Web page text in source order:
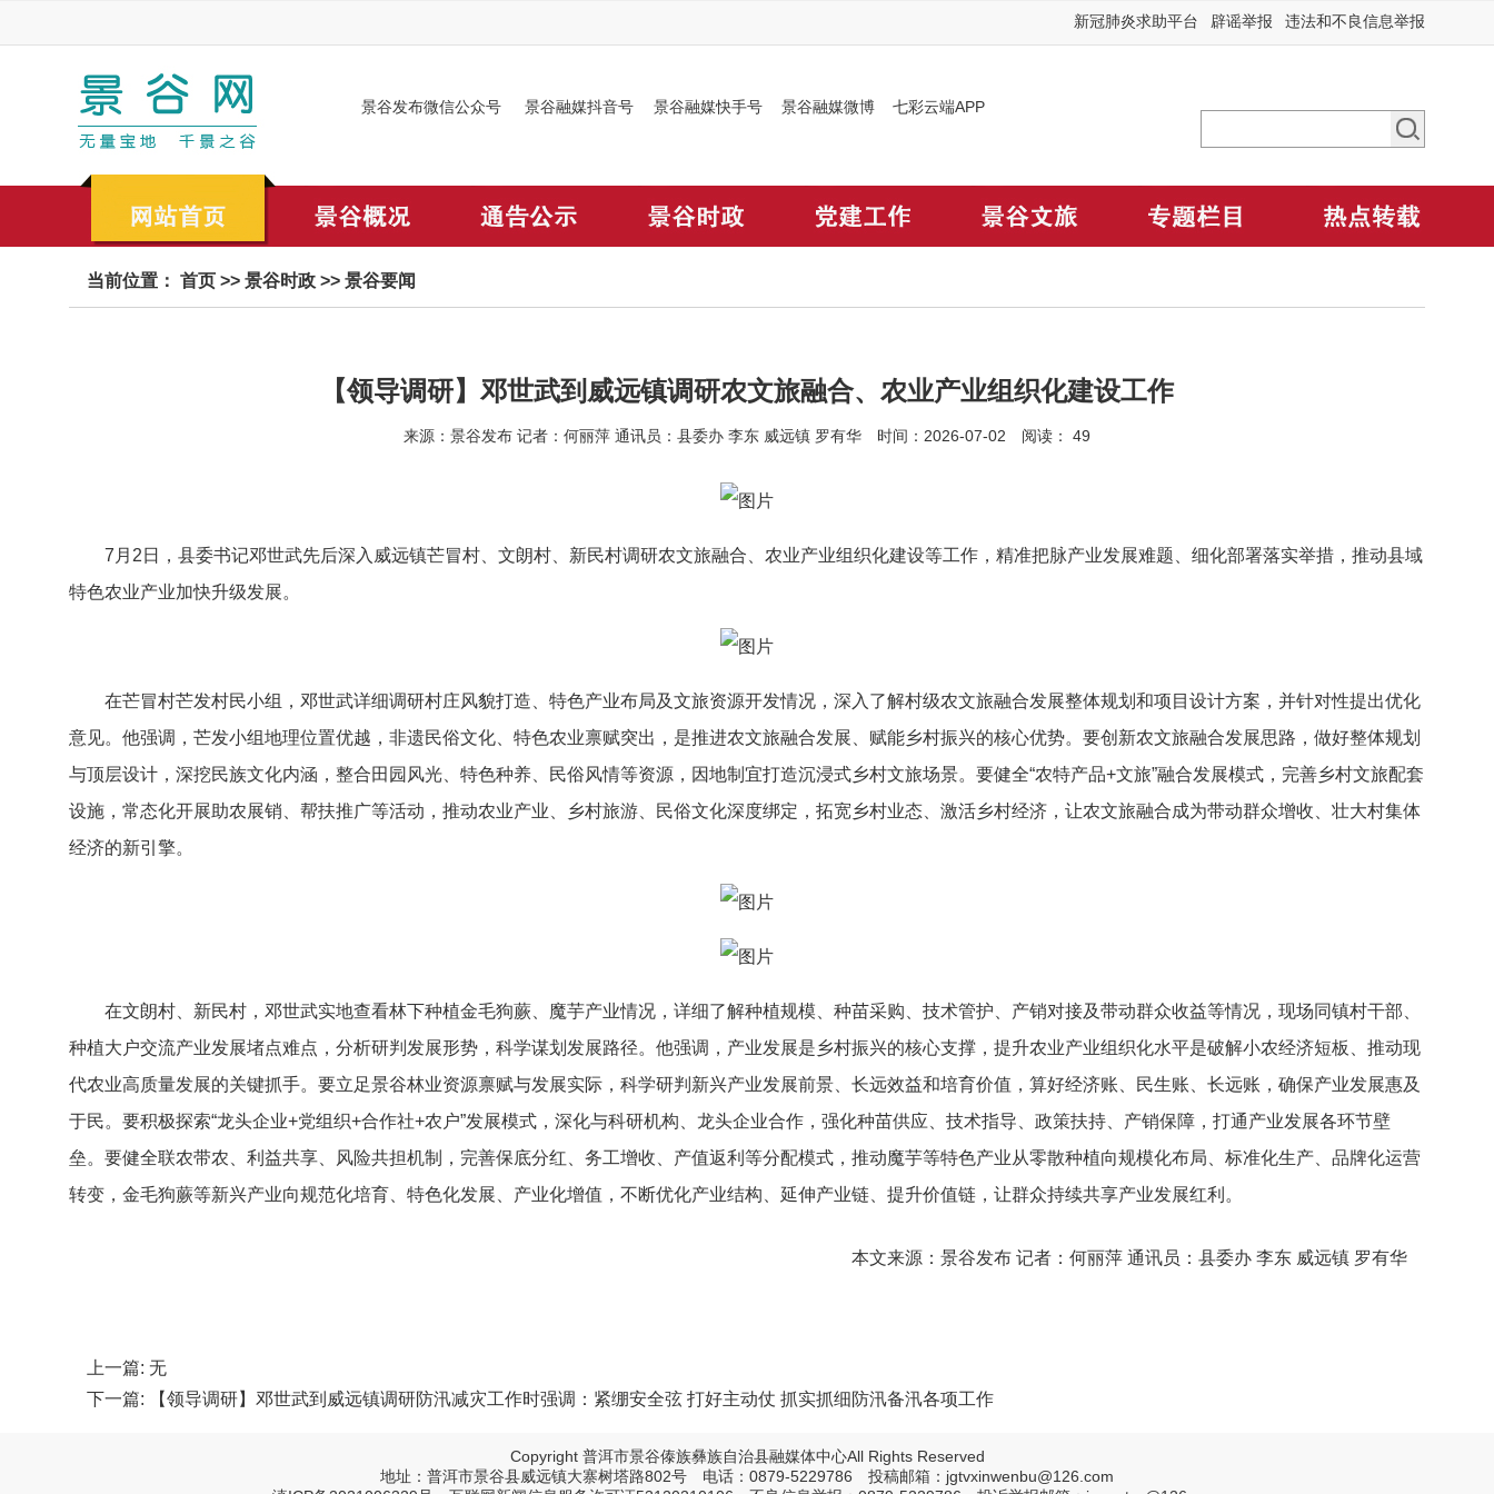
新冠肺炎求助平台 辟谣举报 违法和不良信息举报
景谷发布微信公众号 景谷融媒抖音号 景谷融媒快手号 景谷融媒微博 七彩云端APP
当前位置： 首页 >> 景谷时政 >> 景谷要闻
【领导调研】邓世武到威远镇调研农文旅融合、农业产业组织化建设工作
来源：景谷发布 记者：何丽萍 通讯员：县委办 李东 威远镇 罗有华 时间：2026-07-02 阅读： 49
7月2日，县委书记邓世武先后深入威远镇芒冒村、文朗村、新民村调研农文旅融合、农业产业组织化建设等工作，精准把脉产业发展难题、细化部署落实举措，推动县域
特色农业产业加快升级发展。
在芒冒村芒发村民小组，邓世武详细调研村庄风貌打造、特色产业布局及文旅资源开发情况，深入了解村级农文旅融合发展整体规划和项目设计方案，并针对性提出优化
意见。他强调，芒发小组地理位置优越，非遗民俗文化、特色农业禀赋突出，是推进农文旅融合发展、赋能乡村振兴的核心优势。要创新农文旅融合发展思路，做好整体规划
与顶层设计，深挖民族文化内涵，整合田园风光、特色种养、民俗风情等资源，因地制宜打造沉浸式乡村文旅场景。要健全“农特产品+文旅”融合发展模式，完善乡村文旅配套
设施，常态化开展助农展销、帮扶推广等活动，推动农业产业、乡村旅游、民俗文化深度绑定，拓宽乡村业态、激活乡村经济，让农文旅融合成为带动群众增收、壮大村集体
经济的新引擎。
在文朗村、新民村，邓世武实地查看林下种植金毛狗蕨、魔芋产业情况，详细了解种植规模、种苗采购、技术管护、产销对接及带动群众收益等情况，现场同镇村干部、
种植大户交流产业发展堵点难点，分析研判发展形势，科学谋划发展路径。他强调，产业发展是乡村振兴的核心支撑，提升农业产业组织化水平是破解小农经济短板、推动现
代农业高质量发展的关键抓手。要立足景谷林业资源禀赋与发展实际，科学研判新兴产业发展前景、长远效益和培育价值，算好经济账、民生账、长远账，确保产业发展惠及
于民。要积极探索“龙头企业+党组织+合作社+农户”发展模式，深化与科研机构、龙头企业合作，强化种苗供应、技术指导、政策扶持、产销保障，打通产业发展各环节壁
垒。要健全联农带农、利益共享、风险共担机制，完善保底分红、务工增收、产值返利等分配模式，推动魔芋等特色产业从零散种植向规模化布局、标准化生产、品牌化运营
转变，金毛狗蕨等新兴产业向规范化培育、特色化发展、产业化增值，不断优化产业结构、延伸产业链、提升价值链，让群众持续共享产业发展红利。
本文来源：景谷发布 记者：何丽萍 通讯员：县委办 李东 威远镇 罗有华
上一篇: 无
下一篇:
【领导调研】邓世武到威远镇调研防汛减灾工作时强调：紧绷安全弦 打好主动仗 抓实抓细防汛备汛各项工作
Copyright 普洱市景谷傣族彝族自治县融媒体中心All Rights Reserved
地址：普洱市景谷县威远镇大寨树塔路802号 电话：0879-5229786 投稿邮箱：jgtvxinwenbu@126.com